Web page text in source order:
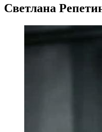
Светлана